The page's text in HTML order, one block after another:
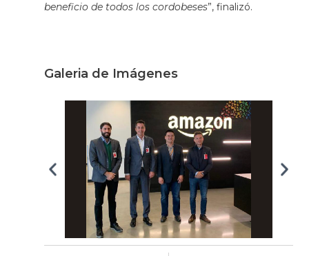
beneficio de todos los cordobeses”, finalizó.
Galeria de Imágenes